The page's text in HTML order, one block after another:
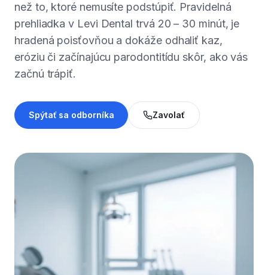
než to, ktoré nemusíte podstúpiť. Pravidelná
prehliadka v Levi Dental trvá 20 – 30 minút, je
hradená poisťovňou a dokáže odhaliť kaz,
eróziu či začínajúcu parodontitídu skôr, ako vás
začnú trápiť.
Spýtať sa odborníka Zavolať